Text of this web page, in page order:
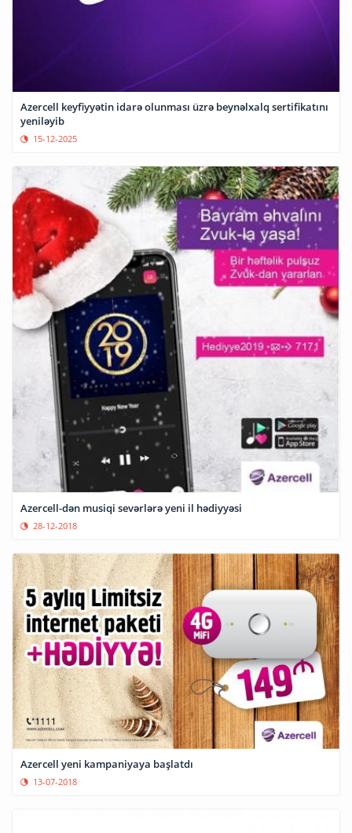
Azercell keyfiyyətin idarə olunması üzrə beynəlxalq sertifikatını
yeniləyib
15-12-2025
Azercell-dən musiqi sevərlərə yeni il hədiyyəsi
28-12-2018
Azercell yeni kampaniyaya başlatdı
13-07-2018